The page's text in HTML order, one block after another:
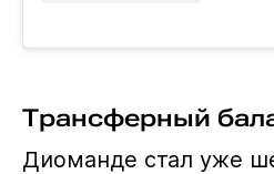
Трансферный
Диоманде стал уже